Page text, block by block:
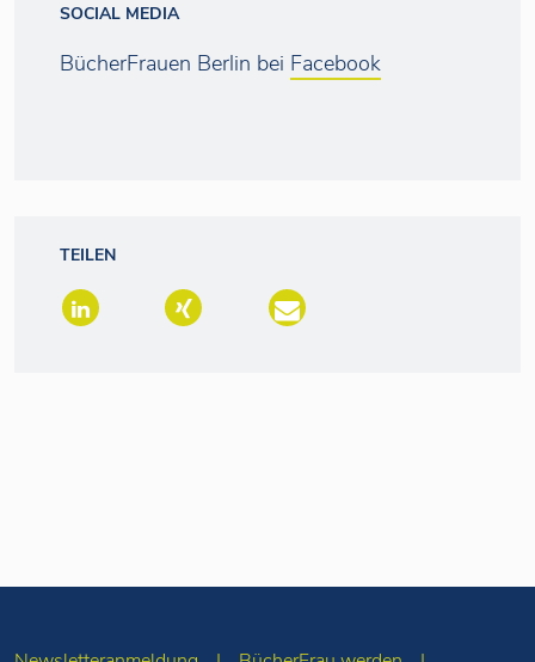
SOCIAL MEDIA
BücherFrauen Berlin bei Facebook
TEILEN